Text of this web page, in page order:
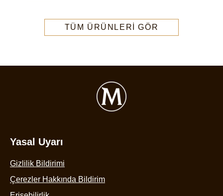
TÜM ÜRÜNLERI GÖR
Yasal Uyarı
Gizlilik Bildirimi
Çerezler Hakkında Bildirim